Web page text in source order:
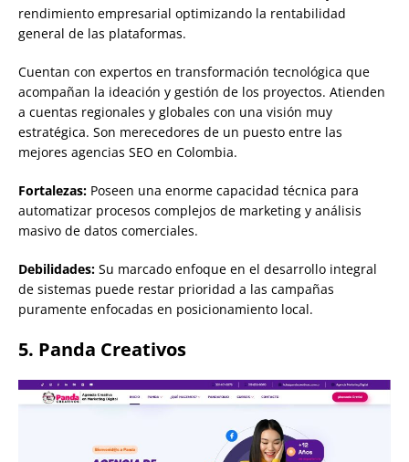
rendimiento empresarial optimizando la rentabilidad
general de las plataformas.
Cuentan con expertos en transformación tecnológica que
acompañan la ideación y gestión de los proyectos. Atienden
a cuentas regionales y globales con una visión muy
estratégica. Son merecedores de un puesto entre las
mejores agencias SEO en Colombia.
Fortalezas: Poseen una enorme capacidad técnica para
automatizar procesos complejos de marketing y análisis
masivo de datos comerciales.
Debilidades: Su marcado enfoque en el desarrollo integral
de sistemas puede restar prioridad a las campañas
puramente enfocadas en posicionamiento local.
5. Panda Creativos